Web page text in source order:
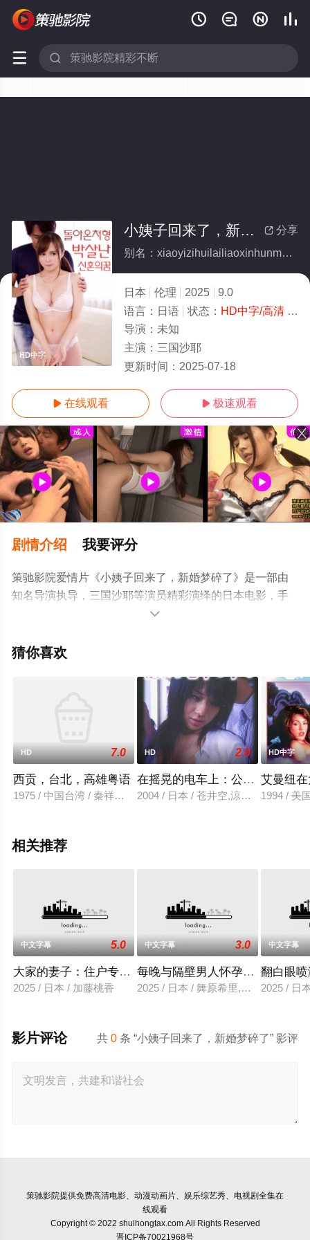
   
 
HD中字
 分享
小姨子回来了，新婚梦碎了
别名：xiaoyizihuilailiaoxinhunmengsuiliao
日本 伦理 2025
9.0
语言： 日语 状态： HD中字/高清- 免费在线观看
导演： 未知
主演： 三国沙耶
更新时间： 2025-07-18
 在线观看  极速观看
剧情介绍 我要评分
策驰影院爱情片《小姨子回来了，新婚梦碎了》是一部由
知名导演执导，三国沙耶等演员精彩演绎的日本电影，手
机免费观看高清未删减完整版电影大全就上策驰电影网，
了解。

猜你喜欢
HD 7.0
西贡，台北，高雄粤语
1975 / 中国台湾 / 秦祥林,萧芳芳,李虹,張冰玉,江明,曹健,韩苏,王
HD 2.0
在摇晃的电车上：公寓的家庭教
2004 / 日本 / 苍井空,涼樹れん,柳之
HD中字
艾曼纽
1994 / 美
相关推荐
中文字幕 5.0
大家的妻子：住户专用洞口
2025 / 日本 / 加藤桃香
中文字幕 3.0
每晚与隔壁男人怀孕性爱
2025 / 日本 / 舞原希里,佐川金二
中文字幕
翻白眼
2025 / 日
共0 条 “小姨子回来了，新婚梦碎了” 影评
影片评论
策驰影院提供免费高清电影、动漫动画片、娱乐综艺秀、电视剧全集在
线观看
Copyright © 2022 shuihongtax.com All Rights Reserved
晋ICP备70021968号